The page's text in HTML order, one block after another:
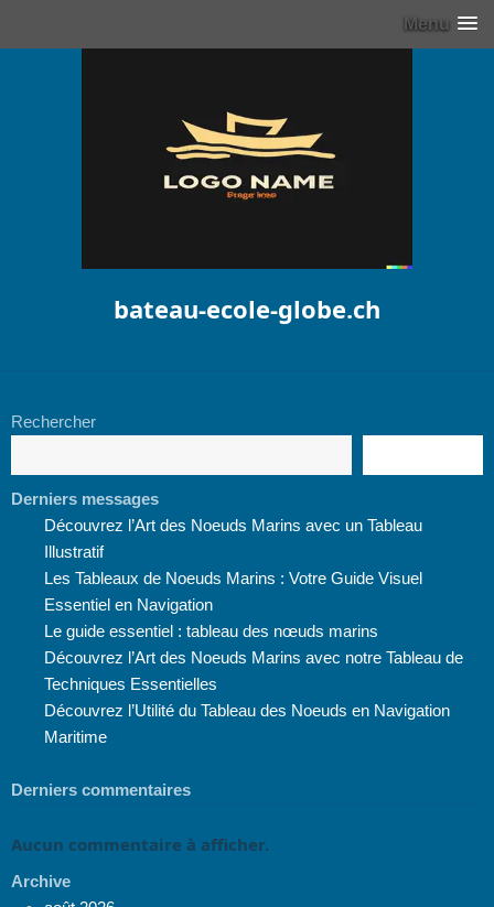
Menu
bateau-ecole-globe.ch
Rechercher
Derniers messages
Découvrez l’Art des Noeuds Marins avec un Tableau
Illustratif
Les Tableaux de Noeuds Marins : Votre Guide Visuel
Essentiel en Navigation
Le guide essentiel : tableau des nœuds marins
Découvrez l’Art des Noeuds Marins avec notre Tableau de
Techniques Essentielles
Découvrez l’Utilité du Tableau des Noeuds en Navigation
Maritime
Derniers commentaires
Aucun commentaire à afficher.
Archive